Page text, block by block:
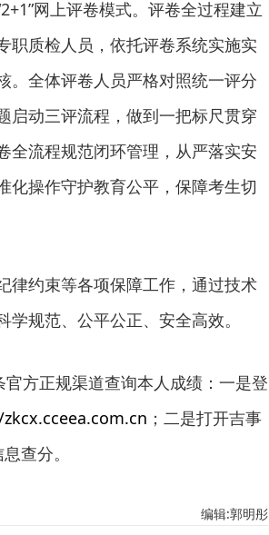
网上评卷模式。评卷全过程建立
职质检人员，依托评卷系统实施实
。全体评卷人员严格对照统一评分
启动三评流程，做到一把标尺贯穿
全流程规范闭环管理，从严落实安
化操作守护教育公平，保障考生切
律约束等各项保障工作，通过技术
规范、公平公正、安全高效。
方正规渠道查询本人成绩：一是登
；二是打开吉事
查分。
编辑:郭明彤